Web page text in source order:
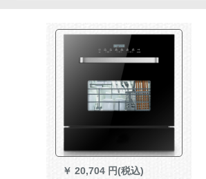
￥ 20,704 円(税込)